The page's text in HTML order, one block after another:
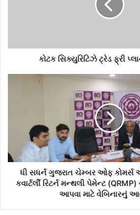
કોટક સિક્યુરિટિઝે ટ્રેડ ફ્રી
ધી સધર્ન ગુજરાત ચેમ્બર ઓફ કોમર્સ
કવાર્ટર્લી રિટર્ન મન્થલી પેમેન્ટ
આપવા માટે વેબિનારનું